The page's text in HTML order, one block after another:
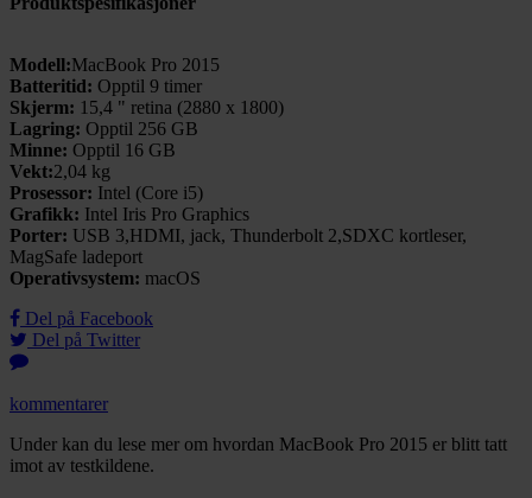
Modell:MacBook Pro 2015
Batteritid: Opptil 9 timer
Skjerm: 15,4 " retina (2880 x 1800)
Lagring: Opptil 256 GB
Minne: Opptil 16 GB
Vekt:2,04 kg
Prosessor: Intel (Core i5)
Grafikk: Intel Iris Pro Graphics
Porter: USB 3,HDMI, jack, Thunderbolt 2,SDXC kortleser,
MagSafe ladeport
Operativsystem: macOS
Del på Facebook
Del på Twitter
kommentarer
Under kan du lese mer om hvordan MacBook Pro 2015 er blitt tatt
imot av testkildene.